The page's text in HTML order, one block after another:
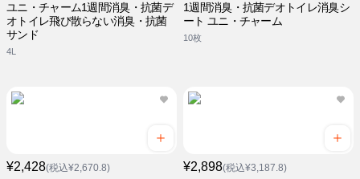
ユニ・チャーム1週間消臭・抗菌デ
オトイレ飛び散らない消臭・抗菌
サンド
4L
1週間消臭・抗菌デオトイレ消臭シ
ート ユニ・チャーム
10枚
¥2,428(税込¥2,670.8) ¥2,898(税込¥3,187.8)